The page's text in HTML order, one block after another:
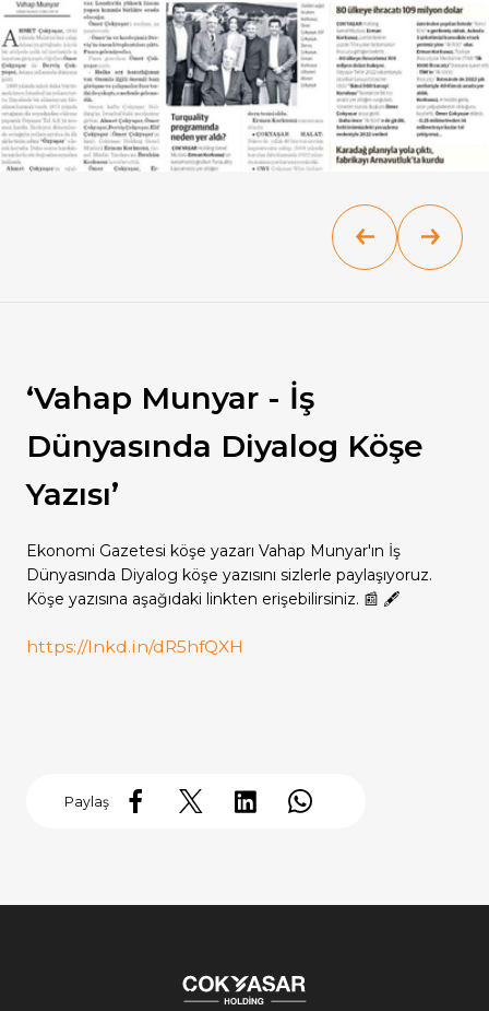
‘Vahap Munyar - İş
Dünyasında Diyalog Köşe
Yazısı’
Ekonomi Gazetesi köşe yazarı Vahap Munyar'ın İş
Dünyasında Diyalog köşe yazısını sizlerle paylaşıyoruz.
Köşe yazısına aşağıdaki linkten erişebilirsiniz. 📰 🖋
https://lnkd.in/dR5hfQXH
Paylaş